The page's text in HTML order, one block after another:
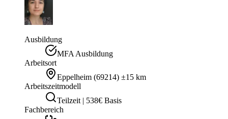
Ausbildung
MFA Ausbildung
Arbeitsort
Eppelheim (69214) ±15 km
Arbeitszeitmodell
Teilzeit | 538€ Basis
Fachbereich